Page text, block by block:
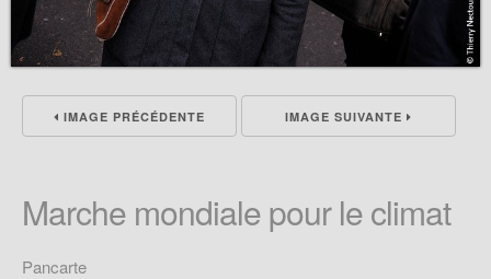
IMAGE PRÉCÉDENTE IMAGE SUIVANTE
Marche mondiale pour le climat
Pancarte